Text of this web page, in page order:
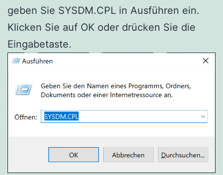
geben Sie SYSDM.CPL in Ausführen ein.
Klicken Sie auf OK oder drücken Sie die
Eingabetaste.